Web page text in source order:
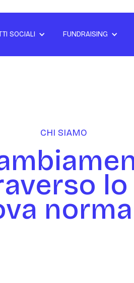
SOCIALI FUNDRAISING
CHI SIAMO